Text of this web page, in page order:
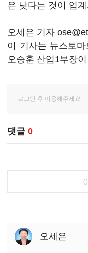
은 낮다는 것이 업
오세은 기자
이 기사는 뉴스토
오승훈 산업1부장
댓글 0
오세은